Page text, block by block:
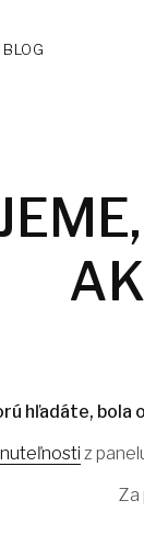
BLOG
hľadáte, bola
z
Za